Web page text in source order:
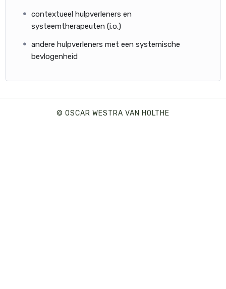
contextueel hulpverleners en
systeemtherapeuten (i.o.)
andere hulpverleners met een systemische
bevlogenheid
© OSCAR WESTRA VAN HOLTHE